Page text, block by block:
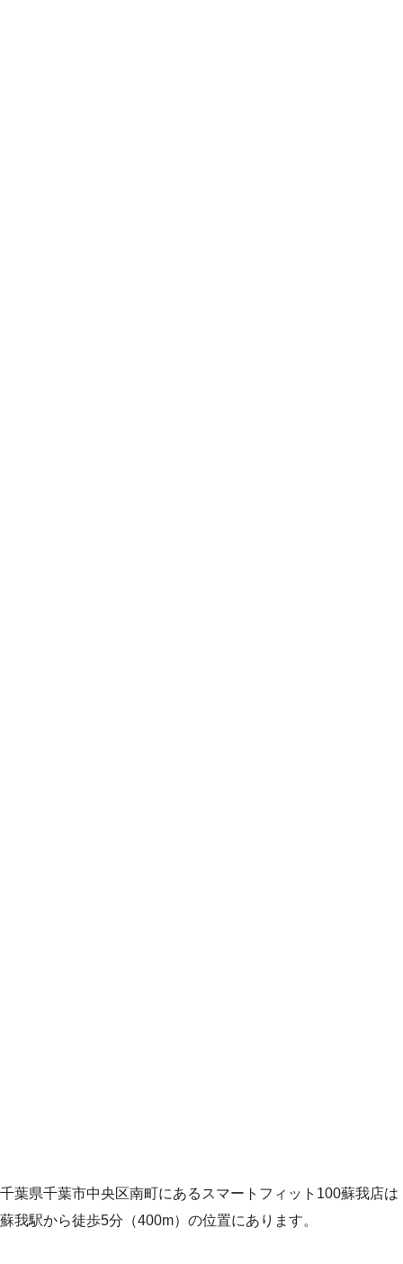
千葉県千葉市中央区南町にあるスマートフィット100蘇我店は
蘇我駅から徒歩5分（400m）の位置にあります。